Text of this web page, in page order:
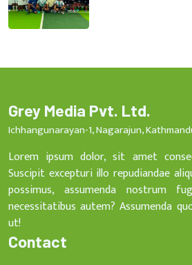
Grey Media Pvt. Ltd.
Ichhangunarayan-1, Nagarajun,
Lorem ipsum dolor, sit amet
Suscipit excepturi illo repudiandae
possimus, assumenda nostrum
necessitatibus autem? Assumenda
ut!
Contact